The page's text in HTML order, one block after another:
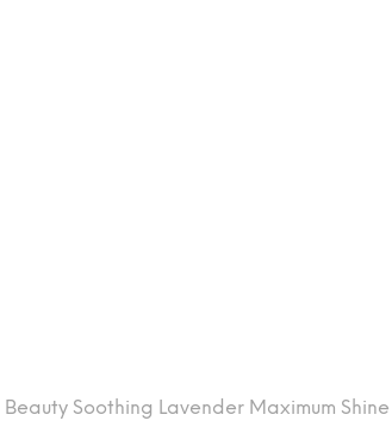
Soothing Lavender Maximum